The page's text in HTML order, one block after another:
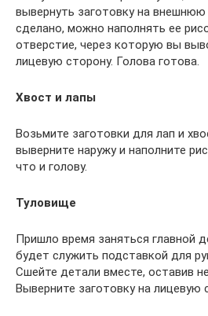
вывернуть заготовку на внешнюю
сделано, можно наполнять ее
отверстие, через которую вы
лицевую сторону. Голова готова.
Хвост и лапы
Возьмите заготовки для лап и
выверните наружу и наполните
что и голову.
Туловище
Пришло время заняться главной
будет служить подставкой для
Сшейте детали вместе, оставив
Выверните заготовку на лицевую